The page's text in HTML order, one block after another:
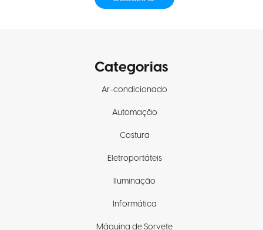
Categorias
Ar-condicionado
Automação
Costura
Eletroportáteis
Iluminação
Informática
Máquina de Sorvete